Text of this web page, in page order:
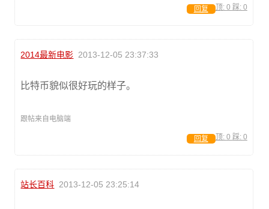
顶: 0 踩: 0
回复
2014最新电影 2013-12-05 23:37:33
比特币貌似很好玩的样子。
跟帖来自电脑端
顶: 0 踩: 0
回复
站长百科 2013-12-05 23:25:14